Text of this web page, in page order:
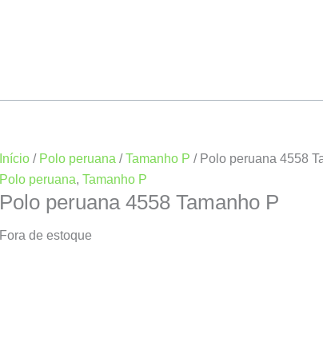
Início / Polo peruana /Tamanho P / Polo peruana 4558
Polo peruana, Tamanho P
Polo peruana 4558 Tamanho P
Fora de estoque